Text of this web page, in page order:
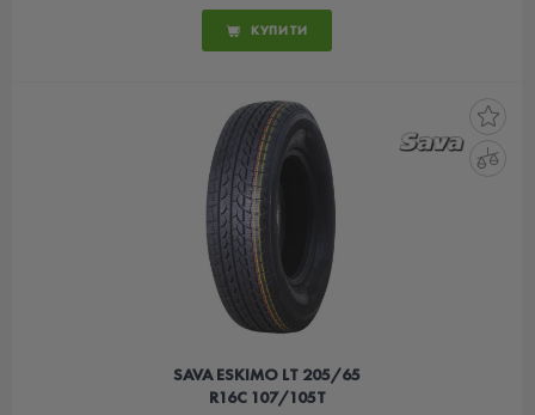
КУПИТИ
SAVA ESKIMO LT 205/65
R16C 107/105T